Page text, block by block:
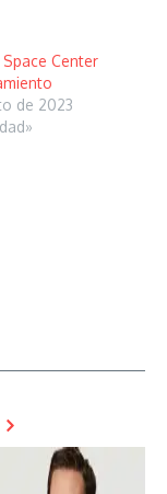
Space Center
de 2023